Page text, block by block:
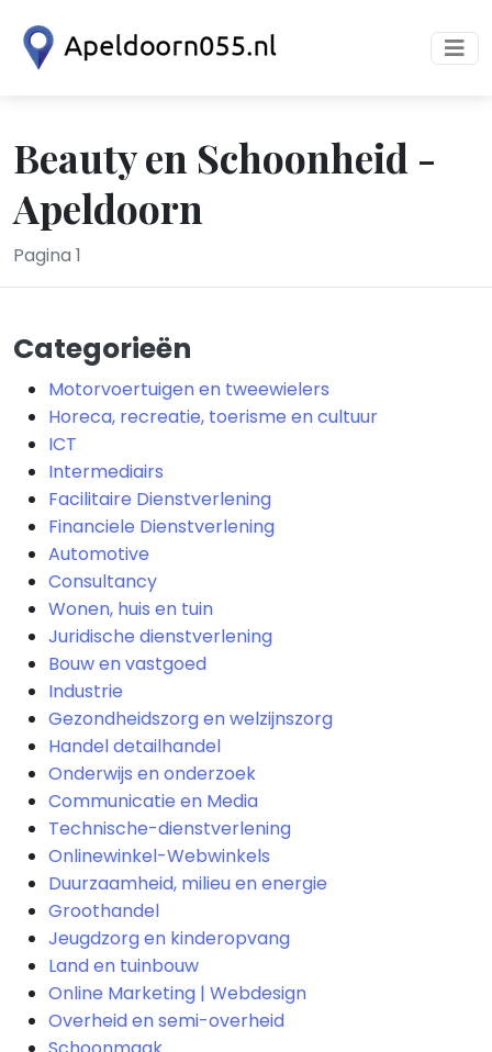
Beauty en Schoonheid -
Apeldoorn
Pagina 1
Categorieën
Motorvoertuigen en tweewielers
Horeca, recreatie, toerisme en cultuur
ICT
Intermediairs
Facilitaire Dienstverlening
Financiele Dienstverlening
Automotive
Consultancy
Wonen, huis en tuin
Juridische dienstverlening
Bouw en vastgoed
Industrie
Gezondheidszorg en welzijnszorg
Handel detailhandel
Onderwijs en onderzoek
Communicatie en Media
Technische-dienstverlening
Onlinewinkel-Webwinkels
Duurzaamheid, milieu en energie
Groothandel
Jeugdzorg en kinderopvang
Land en tuinbouw
Online Marketing | Webdesign
Overheid en semi-overheid